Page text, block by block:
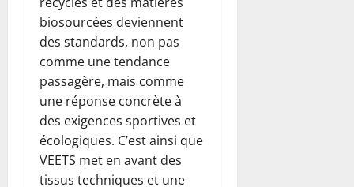
biosourcées deviennent
des standards, non pas
comme une tendance
passagère, mais comme
une réponse concrète à
des exigences sportives et
écologiques. C’est ainsi que
VEETS met en avant des
tissus techniques et une